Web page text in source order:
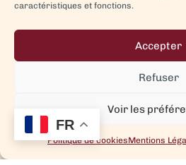
caractéristiques et fonctions.
Accepter
Refuser
Voir les
Politique de cookiesMentions
FR